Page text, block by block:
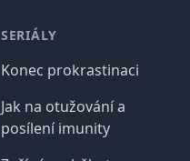
SERIÁLY
Konec prokrastinaci
Jak na otužování a
posílení imunity